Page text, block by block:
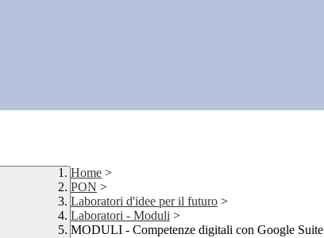
Home >
PON >
Laboratori d'idee per il futuro >
Laboratori - Moduli >
MODULI - Competenze digitali con Google Suite